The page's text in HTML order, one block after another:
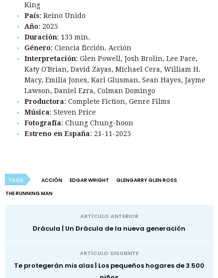
King
País: Reino Unido
Año: 2025
Duración: 133 min.
Género: Ciencia ficción. Acción
Interpretación: Glen Powell, Josh Brolin, Lee Pace,
Katy O'Brian, David Zayas, Michael Cera, William H.
Macy, Emilia Jones, Karl Glusman, Sean Hayes, Jayme
Lawson, Daniel Ezra, Colman Domingo
Productora: Complete Fiction, Genre Films
Música: Steven Price
Fotografía: Chung Chung-hoon
Estreno en España: 21-11-2025
TAGS ACCIÓN EDGAR WRIGHT
GLENGARRY GLEN ROSS
THE RUNNING MAN
ARTÍCULO ANTERIOR
Drácula | Un Drácula de la nueva generación
ARTÍCULO SIGUIENTE
Te protegerán mis alas | Los pequeños hogares de 3.500